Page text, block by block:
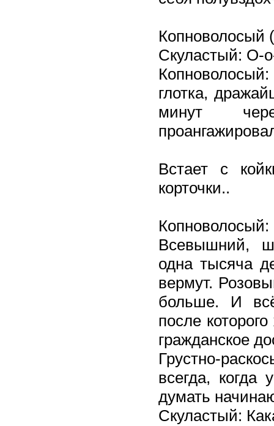
Копноволосый
Скуластый: О-
глотка,
минут
Встает с
корточки..
Копноволосый:
Всевышний,
одна тысяча
вермут.
больше. И
после
гражданское
Грустно-
всегда, когда
думать
Скуластый: